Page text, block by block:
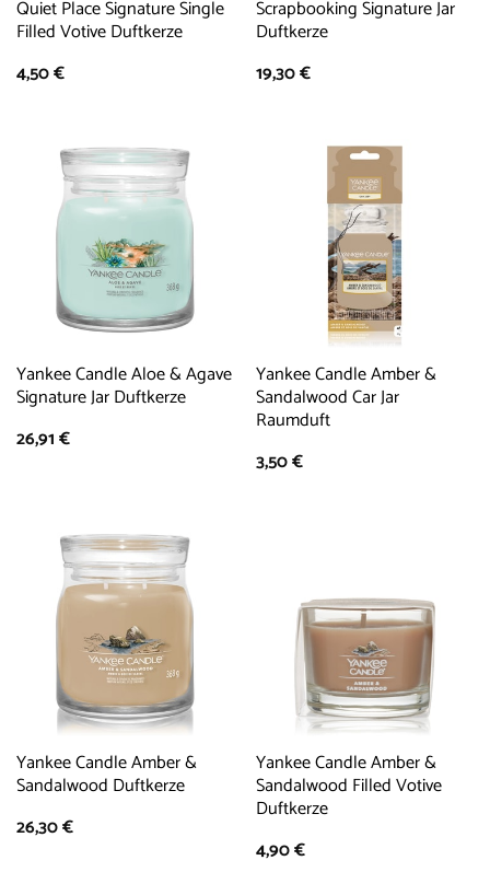
Quiet Place Signature Single
Filled Votive Duftkerze
4,50€
Scrapbooking Signature Jar
Duftkerze
19,30€
Yankee Candle Aloe & Agave
Signature Jar Duftkerze
26,91€
Yankee Candle Amber &
Sandalwood Car Jar
Raumduft
3,50€
Yankee Candle Amber &
Sandalwood Duftkerze
26,30€
Yankee Candle Amber &
Sandalwood Filled Votive
Duftkerze
4,90€